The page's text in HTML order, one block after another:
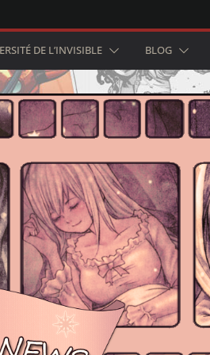
DE L’INVISIBLE BLOG